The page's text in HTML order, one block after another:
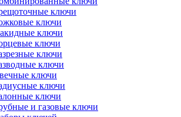
ключи
ключи
ключи
ключи
ключи
ключи
ключи
ключи
ключи
и газовые ключи